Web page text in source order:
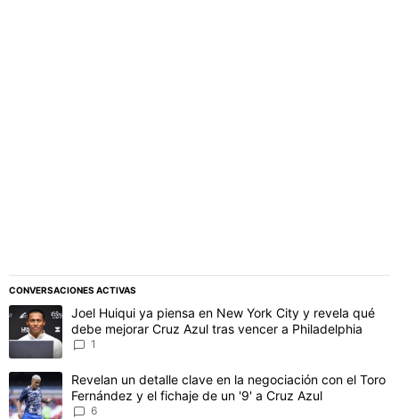
CONVERSACIONES ACTIVAS
Este listado muestra los artículos con más comentarios en los
Un artículo de tendencia con el título "Joel Huiqui ya piensa en
Joel Huiqui ya piensa en New York City y revela qué
debe mejorar Cruz Azul tras vencer a Philadelphia
1
Un artículo de tendencia con el título "Revelan un detalle clave
Revelan un detalle clave en la negociación con el Toro
Fernández y el fichaje de un '9' a Cruz Azul
6